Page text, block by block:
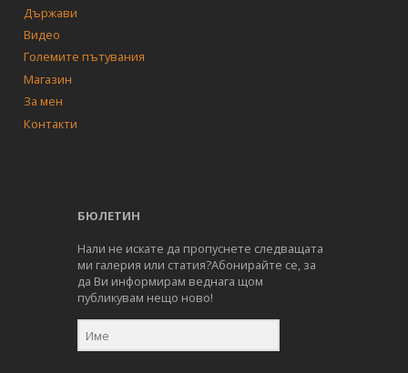
Държави
Видео
Големите пътувания
Магазин
За мен
Контакти
БЮЛЕТИН
Нали не искате да пропуснете следващата
ми галерия или статия?Абонирайте се, за
да Ви информирам веднага щом
публикувам нещо ново!